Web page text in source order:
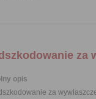
za
opis
za